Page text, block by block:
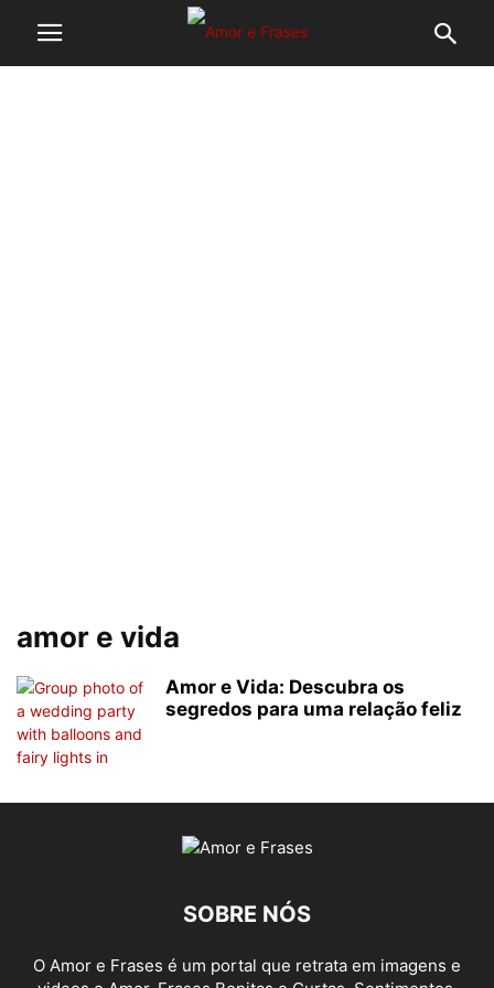
amor e vida
Amor e Vida: Descubra os
segredos para uma relação feliz
SOBRE NÓS
O Amor e Frases é um portal que retrata em imagens e